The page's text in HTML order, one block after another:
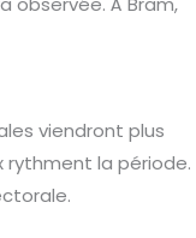
viendront plus
rythment la période.